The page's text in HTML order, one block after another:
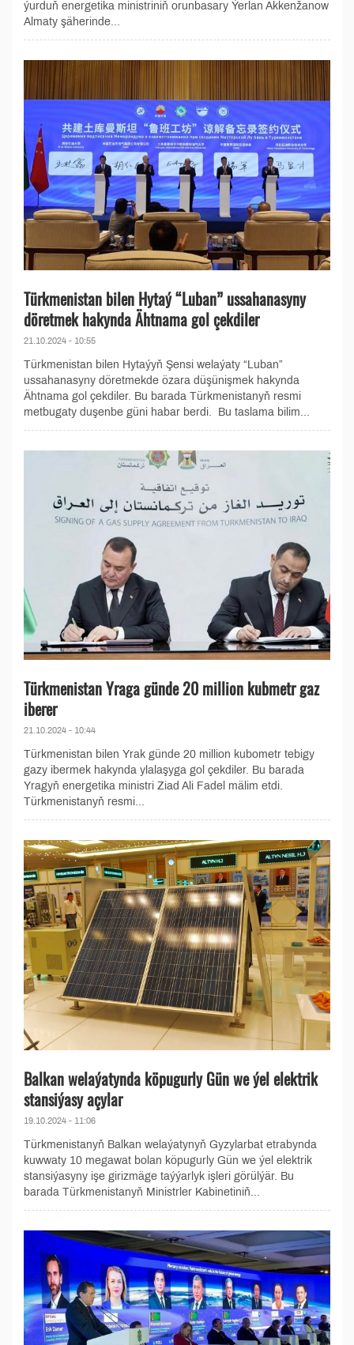
ýurduň energetika ministriniň orunbasary Ýerlan Akkenžanow
Almaty şäherinde...
Türkmenistan bilen Hytaý “Luban” ussahanasyny
döretmek hakynda Ähtnama gol çekdiler
21.10.2024 - 10:55
Türkmenistan bilen Hytaýyň Şensi welaýaty “Luban”
ussahanasyny döretmekde özara düşünişmek hakynda
Ähtnama gol çekdiler. Bu barada Türkmenistanyň resmi
metbugaty duşenbe güni habar berdi. Bu taslama bilim...
Türkmenistan Yraga günde 20 million kubmetr gaz
iberer
21.10.2024 - 10:44
Türkmenistan bilen Yrak günde 20 million kubometr tebigy
gazy ibermek hakynda ylalaşyga gol çekdiler. Bu barada
Yragyň energetika ministri Ziad Ali Fadel mälim etdi.
Türkmenistanyň resmi...
Balkan welaýatynda köpugurly Gün we ýel elektrik
stansiýasy açylar
19.10.2024 - 11:06
Türkmenistanyň Balkan welaýatynyň Gyzylarbat etrabynda
kuwwaty 10 megawat bolan köpugurly Gün we ýel elektrik
stansiýasyny işe girizmäge taýýarlyk işleri görülýär. Bu
barada Türkmenistanyň Ministrler Kabinetiniň...